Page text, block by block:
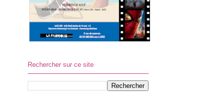
Rechercher sur ce site